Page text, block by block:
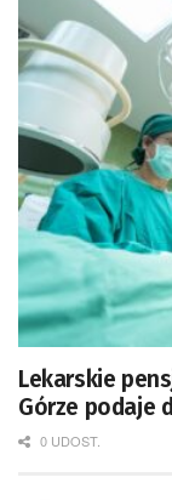
Lekarskie
Górze podaje
0 UDOST.